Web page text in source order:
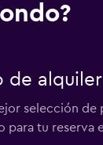
de
selección de
tu reserva